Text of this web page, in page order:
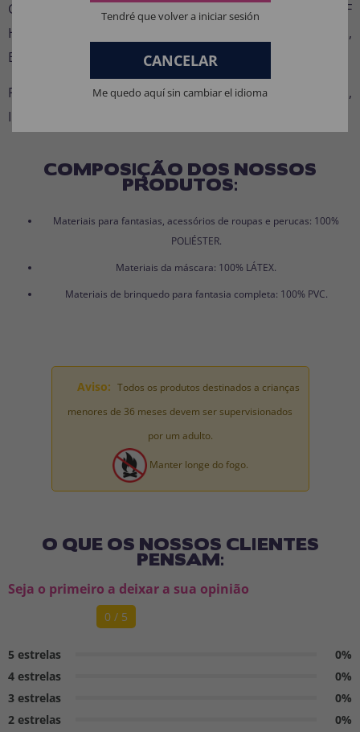
GHOST FACE, GHOST FACE LIVES e THE ICON OF
HALLOWEEN são marcas registradas da Fun World Div.,
Easter Unlimited Inc. Todos os direitos reservados.
Fun World é uma marca registrada da Easter Unlimited,
Inc.
COMPOSIÇÃO DOS NOSSOS
PRODUTOS:
Materiais para fantasias, acessórios de roupas e perucas: 100%
POLIÉSTER.
Materiais da máscara: 100% LÁTEX.
Materiais de brinquedo para fantasia completa: 100% PVC.
Aviso: Todos os produtos destinados a crianças
menores de 36 meses devem ser supervisionados
por um adulto.
Manter longe do fogo.
O QUE OS NOSSOS CLIENTES
PENSAM:
Seja o primeiro a deixar a sua opinião
0 / 5
5 estrelas
0%
4 estrelas
0%
3 estrelas
0%
2 estrelas
0%
Tendré que volver a iniciar sesión
CANCELAR
Me quedo aquí sin cambiar el idioma